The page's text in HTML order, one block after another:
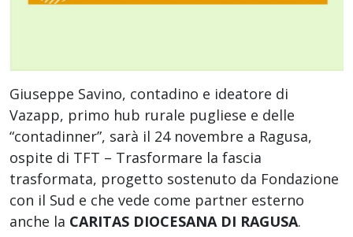
Giuseppe Savino, contadino e ideatore di
Vazapp, primo hub rurale pugliese e delle
“contadinner”, sarà il 24 novembre a Ragusa,
ospite di TFT – Trasformare la fascia
trasformata, progetto sostenuto da Fondazione
con il Sud e che vede come partner esterno
anche la CARITAS DIOCESANA DI RAGUSA.